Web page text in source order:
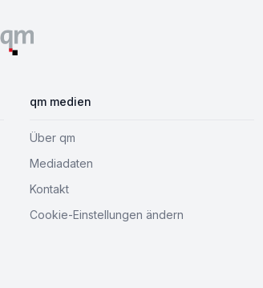
qm medien
Über qm
Mediadaten
Kontakt
Cookie-Einstellungen ändern